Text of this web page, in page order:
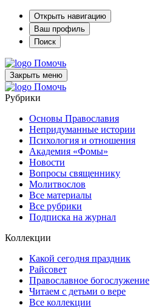
Открыть навигацию
Ваш профиль
Поиск
Помочь
Закрыть меню
Помочь
Рубрики
Основы Православия
Непридуманные истории
Психология и отношения
Академия «Фомы»
Новости
Вопросы священнику
Молитвослов
Все материалы
Все рубрики
Подписка на журнал
Коллекции
Какой сегодня праздник
Райсовет
Православное богослужение
Читаем с детьми о вере
Все коллекции